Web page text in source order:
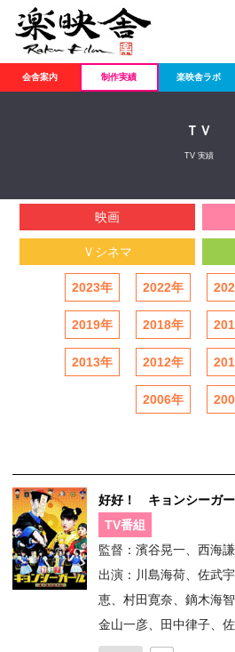
会舎案内 制作実績 楽映舎ラボ
ＴＶ
TV 実績
映画
Ｖシネマ
2023年 2022年
2019年 2018年
2013年 2012年
2006年
好好！ キョンシーガ
TV番組
監督：濱谷晃一、西海
出演：川島海荷、佐武
恵、村田寛奈、鏑木海
金山一彦、田中律子、